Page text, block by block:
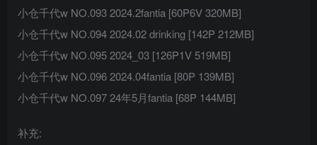
小仓千代w NO.093 2024.2fantia [60P6V 320MB]
小仓千代w NO.094 2024.02 drinking [142P 212MB]
小仓千代w NO.095 2024_03 [126P1V 519MB]
小仓千代w NO.096 2024.04fantia [80P 139MB]
小仓千代w NO.097 24年5月fantia [68P 144MB]
补充: